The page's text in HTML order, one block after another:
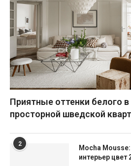
Приятные оттенки белого в
просторной шведской
2
Mocha
интерьер цвет